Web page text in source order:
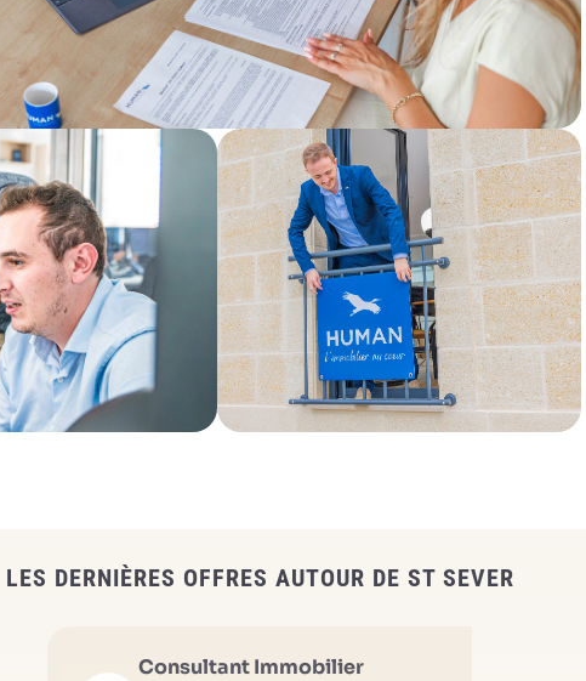
LES DERNIÈRES OFFRES AUTOUR DE ST SEVER
Consultant Immobilier